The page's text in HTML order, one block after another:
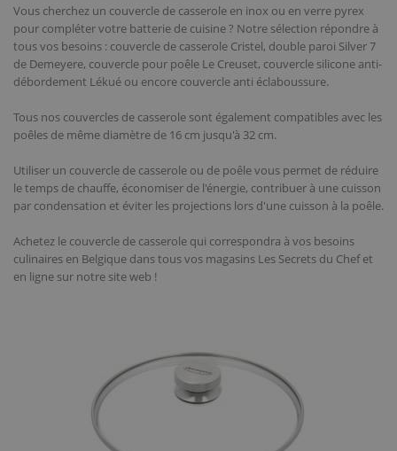
Vous cherchez un couvercle de casserole en inox ou en verre pyrex
pour compléter votre batterie de cuisine ? Notre sélection répondre à
tous vos besoins : couvercle de casserole Cristel, double paroi Silver 7
de Demeyere, couvercle pour poêle Le Creuset, couvercle silicone anti-
débordement Lékué ou encore couvercle anti éclaboussure.
Tous nos couvercles de casserole sont également compatibles avec les
poêles de même diamètre de 16 cm jusqu'à 32 cm.
Utiliser un couvercle de casserole ou de poêle vous permet de réduire
le temps de chauffe, économiser de l'énergie, contribuer à une cuisson
par condensation et éviter les projections lors d'une cuisson à la poêle.
Achetez le couvercle de casserole qui correspondra à vos besoins
culinaires en Belgique dans tous vos magasins Les Secrets du Chef et
en ligne sur notre site web !